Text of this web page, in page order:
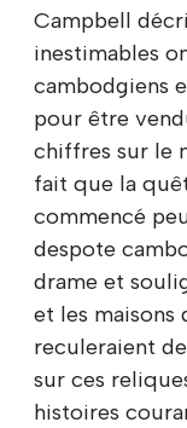
Campbell
inestimables
cambodgiens
pour être
chiffres sur le
fait que la
commencé
despote
drame et
et les maisons
reculeraient
sur ces
histoires